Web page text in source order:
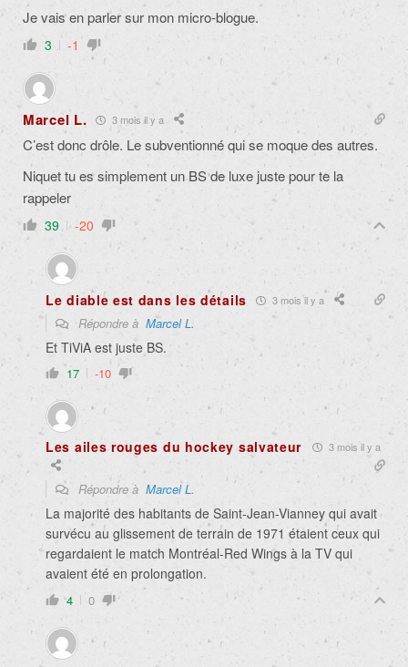
Je vais en parler sur mon micro-blogue.
3 -1
Marcel L. 3 mois il y a
C’est donc drôle. Le subventionné qui se moque des autres.
Niquet tu es simplement un BS de luxe juste pour te la
rappeler
39 -20
Le diable est dans les détails 3 mois il y a
Répondre à Marcel L.
Et TiViA est juste BS.
17 -10
Les ailes rouges du hockey salvateur 3 mois il y a
Répondre à Marcel L.
La majorité des habitants de Saint-Jean-Vianney qui avait
survécu au glissement de terrain de 1971 étaient ceux qui
regardaient le match Montréal-Red Wings à la TV qui
avaient été en prolongation.
4 0